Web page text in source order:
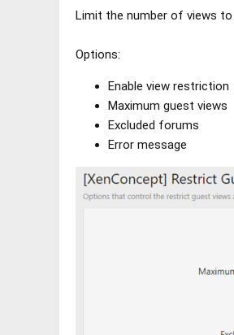
Limit the number of views
Options:
Enable view restriction
Maximum guest views
Excluded forums
Error message